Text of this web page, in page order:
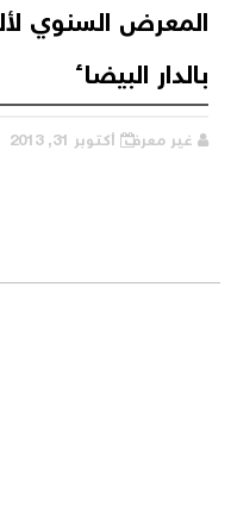
المعرض السنوي
بالدار البيضاء
غير معرف أكتوبر 31, 2013